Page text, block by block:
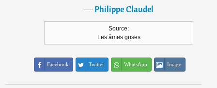
―Philippe Claudel
Source:
Les âmes grises
Facebook Twitter WhatsApp Image